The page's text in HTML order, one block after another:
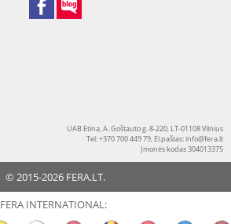
UAB Etina, A. Goštauto g. 8-220, LT-01108 Vilnius
Tel: +370 700 449 79, El.paštas:info@fera.lt
Įmonės kodas 304013375
© 2015-2026 FERA.LT.
FERA INTERNATIONAL: